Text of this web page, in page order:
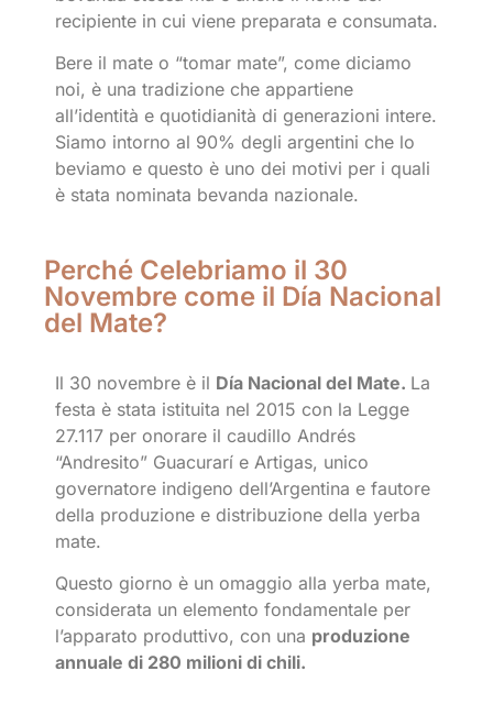
recipiente in cui viene preparata e consumata.
Bere il mate o “tomar mate”, come diciamo
noi, è una tradizione che appartiene
all’identità e quotidianità di generazioni intere.
Siamo intorno al 90% degli argentini che lo
beviamo e questo è uno dei motivi per i quali
è stata nominata bevanda nazionale.
Perché Celebriamo il 30
Novembre come il Día Nacional
del Mate?
Il 30 novembre è il Día Nacional del Mate. La
festa è stata istituita nel 2015 con la Legge
27.117 per onorare il caudillo Andrés
“Andresito” Guacurarí e Artigas, unico
governatore indigeno dell’Argentina e fautore
della produzione e distribuzione della yerba
mate.
Questo giorno è un omaggio alla yerba mate,
considerata un elemento fondamentale per
l’apparato produttivo, con una produzione
annuale di 280 milioni di chili.